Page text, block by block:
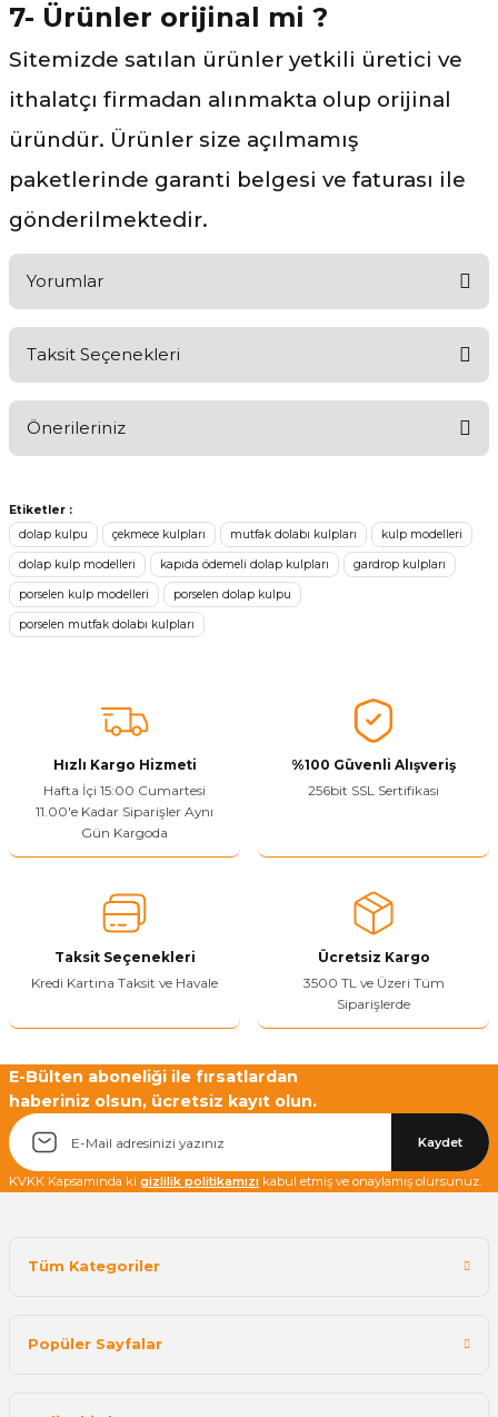
7- Ürünler orijinal mi ?
Sitemizde satılan ürünler yetkili üretici ve
ithalatçı firmadan alınmakta olup orijinal
üründür. Ürünler size açılmamış
paketlerinde garanti belgesi ve faturası ile
gönderilmektedir.
Yorumlar
Ürünü Değerlendir
Taksit Seçenekleri
Önerileriniz
konularda yetersiz gördüğünüz noktaları öneri formunu kullanarak
tarafımıza iletebilirsiniz.
Görüş ve önerileriniz için teşekkür ederiz.
Ürün resmi kalitesiz, bozuk veya görüntülenemiyor.
Ürün açıklamasında eksik bilgiler bulunuyor.
Bu ürüne benzer farklı alternatifler olmalı.
Etiketler :
dolap kulpu
çekmece kulpları mutfak dolabı kulpları kulp modelleri
dolap kulp modelleri kapıda ödemeli dolap kulpları gardrop kulpları
porselen kulp modelleri porselen dolap kulpu
porselen mutfak dolabı kulpları
Hızlı Kargo Hizmeti
Hafta İçi 15:00 Cumartesi
11.00'e Kadar Siparişler Aynı
Gün Kargoda
%100 Güvenli Alışveriş
256bit SSL Sertifikası
Taksit Seçenekleri
Kredi Kartına Taksit ve Havale
Ücretsiz Kargo
3500 TL ve Üzeri Tüm
Siparişlerde
E-Bülten aboneliği ile fırsatlardan
haberiniz olsun, ücretsiz kayıt olun.
Kaydet
KVKK Kapsamında ki gizlilik politikamızı kabul etmiş ve onaylamış olursunuz.
Tüm Kategoriler
Popüler Sayfalar